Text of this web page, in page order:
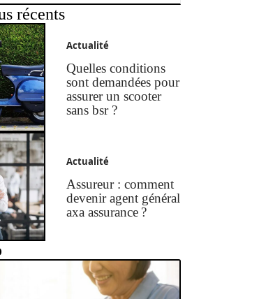
récents
Actualité
Quelles conditions
sont demandées pour
assurer un scooter
sans bsr ?
Actualité
Assureur : comment
devenir agent général
axa assurance ?